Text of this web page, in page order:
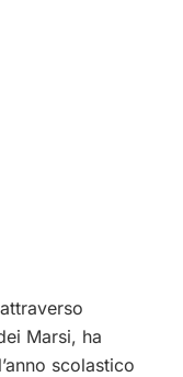
Marsi, ha
scolastico